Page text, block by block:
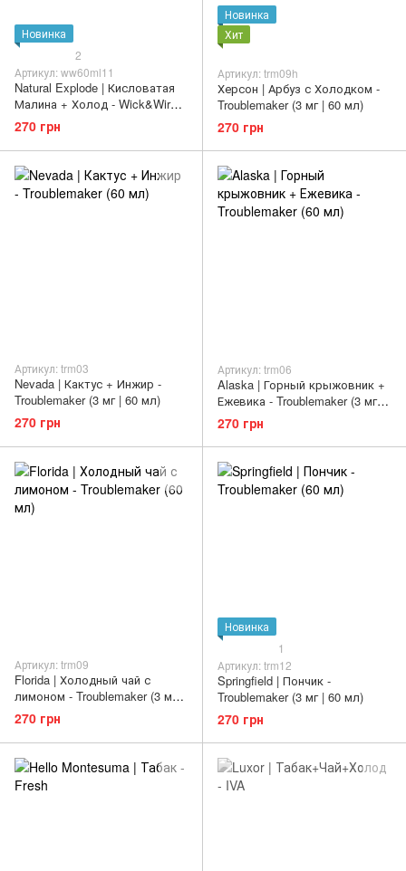
Новинка
2
Артикул: ww60ml11
Natural Explode | Кисловатая
Малина + Холод - Wick&Wire
(1.5 мг | 60 мл)
270 грн
Новинка
Хит
Артикул: trm09h
Херсон | Арбуз с Холодком -
Troublemaker (3 мг | 60 мл)
270 грн
Артикул: trm03
Nevada | Кактус + Инжир -
Troublemaker (3 мг | 60 мл)
270 грн
Артикул: trm06
Alaska | Горный крыжовник +
Ежевика - Troublemaker (3 мг |
60 мл)
270 грн
Артикул: trm09
Florida | Холодный чай с
лимоном - Troublemaker (3 мг |
60 мл)
270 грн
Новинка
1
Артикул: trm12
Springfield | Пончик -
Troublemaker (3 мг | 60 мл)
270 грн